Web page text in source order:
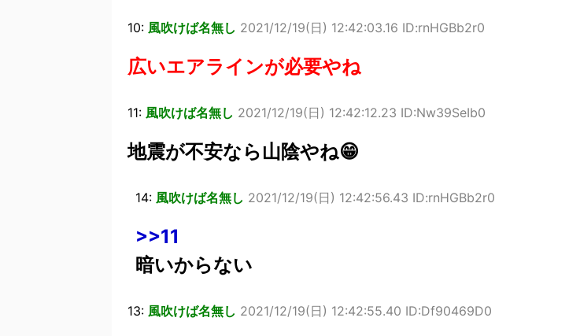
10: 風吹けば名無し 2021/12/19(日) 12:42:03.16 ID:rnHGBb2r0
広いエアラインが必要やね
11: 風吹けば名無し 2021/12/19(日) 12:42:12.23 ID:Nw39SeIb0
地震が不安なら山陰やね😁
14: 風吹けば名無し 2021/12/19(日) 12:42:56.43 ID:rnHGBb2r0
>>11
暗いからない
13: 風吹けば名無し 2021/12/19(日) 12:42:55.40 ID:Df90469D0